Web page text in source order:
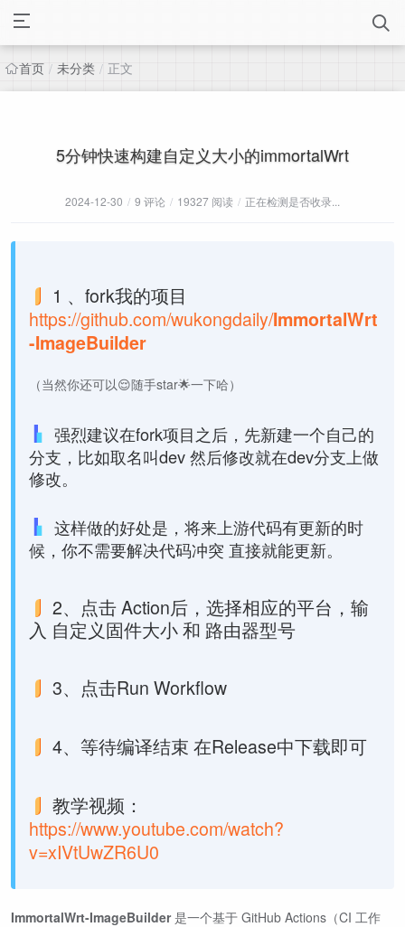
首页 / 未分类 / 正文
5分钟快速构建自定义大小的immortalWrt
2024-12-30 / 9 评论 / 19327 阅读 / 正在检测是否收录...
1 、fork我的项目
https://github.com/wukongdaily/ImmortalWrt
-ImageBuilder
（当然你还可以😌随手star🌟一下哈）
强烈建议在fork项目之后，先新建一个自己的
分支，比如取名叫dev 然后修改就在dev分支上做
修改。
这样做的好处是，将来上游代码有更新的时
候，你不需要解决代码冲突 直接就能更新。
2、点击 Action后，选择相应的平台，输
入 自定义固件大小 和 路由器型号
3、点击Run Workflow
4、等待编译结束 在Release中下载即可
教学视频：
https://www.youtube.com/watch?
v=xIVtUwZR6U0
ImmortalWrt-ImageBuilder是一个基于 GitHub Actions（CI 工作